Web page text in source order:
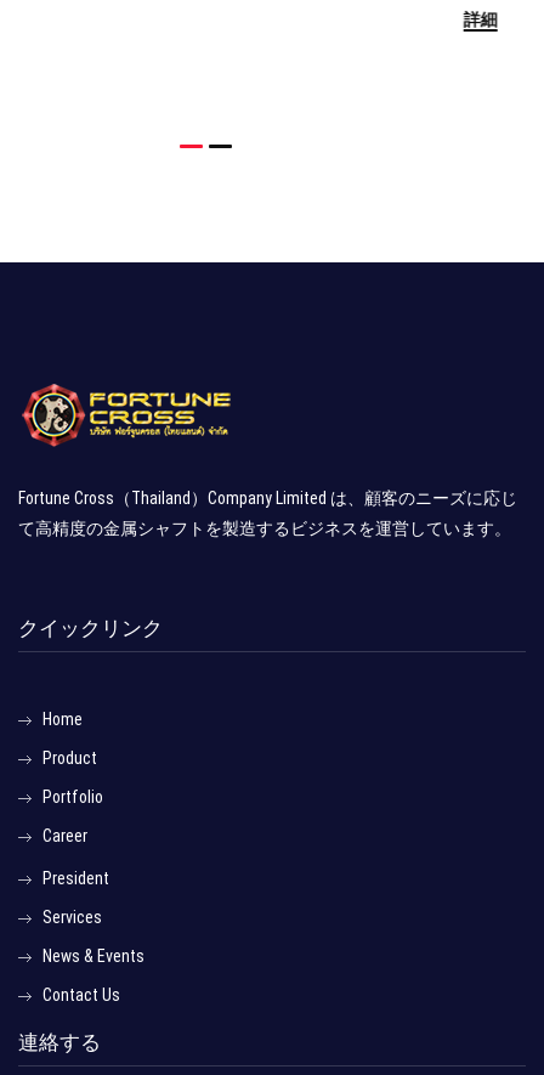
Fortune Cross（Thailand）Company Limited は、顧客のニーズに応じ
て高精度の金属シャフトを製造するビジネスを運営しています。
クイックリンク
Home
Product
Portfolio
Career
President
Services
News & Events
Contact Us
連絡する